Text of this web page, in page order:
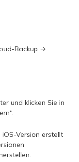
Backup →
und klicken Sie in
Version erstellt